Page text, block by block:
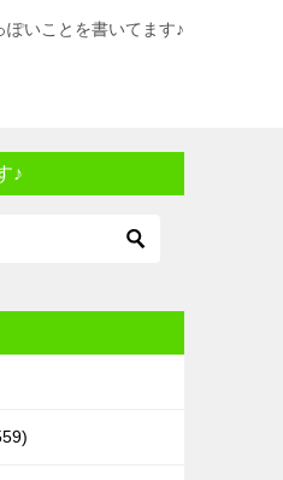
いことを書いてます♪
♪